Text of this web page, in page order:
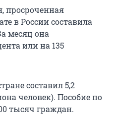
просроченная
в России составила
месяц она
или на 135
составил 5,2
человек). Пособие по
тысяч граждан.